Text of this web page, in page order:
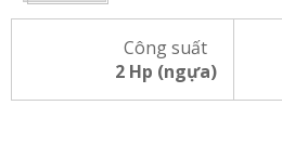
Công suất
2 Hp (ngựa)